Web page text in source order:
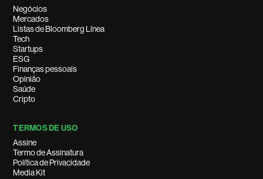
Negócios
Mercados
Listas de Bloomberg Línea
Tech
Startups
ESG
Finanças pessoais
Opinião
Saúde
Cripto
TERMOS DE USO
Assine
Termo de Assinatura
Política de Privacidade
Media Kit